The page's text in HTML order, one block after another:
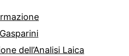
dell’Analisi Laica